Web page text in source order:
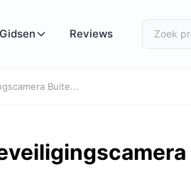
Gidsen Reviews
Buite...